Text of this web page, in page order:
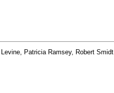
Patricia Ramsey, Robert Smidt